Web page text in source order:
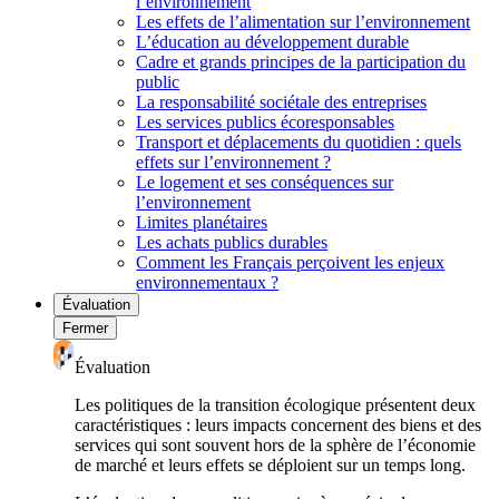
Les effets de l’alimentation sur l’environnement
L’éducation au développement durable
Cadre et grands principes de la participation du
public
La responsabilité sociétale des entreprises
Les services publics écoresponsables
Transport et déplacements du quotidien : quels
effets sur l’environnement ?
Le logement et ses conséquences sur
l’environnement
Limites planétaires
Les achats publics durables
Comment les Français perçoivent les enjeux
environnementaux ?
Évaluation
Fermer
Évaluation
Les politiques de la transition écologique présentent deux
caractéristiques : leurs impacts concernent des biens et des
services qui sont souvent hors de la sphère de l’économie
de marché et leurs effets se déploient sur un temps long.